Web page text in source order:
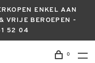
ENKEL AAN
VRIJE BEROEPEN -
52 04
0